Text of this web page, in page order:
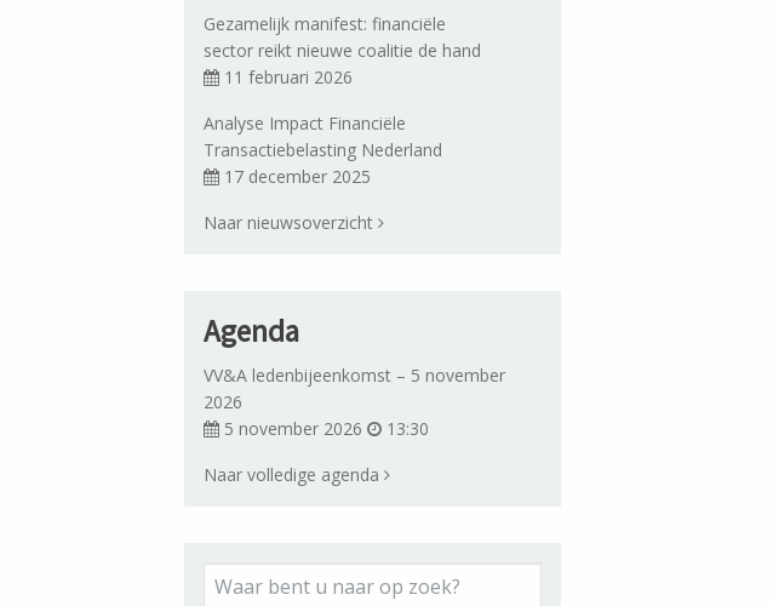
Gezamelijk manifest: financiële
sector reikt nieuwe coalitie de hand
11 februari 2026
Analyse Impact Financiële
Transactiebelasting Nederland
17 december 2025
Naar nieuwsoverzicht
Agenda
VV&A ledenbijeenkomst – 5 november
2026
5 november 2026
13:30
Naar volledige agenda